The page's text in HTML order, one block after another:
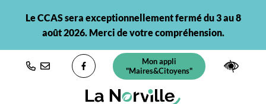
Le CCAS sera exceptionnellement fermé du 3 au 8
août 2026. Merci de votre compréhension.
Lien vers le compte Facebook
Mon appli
"Maires&Citoyens"(ouverture dans un nouvel